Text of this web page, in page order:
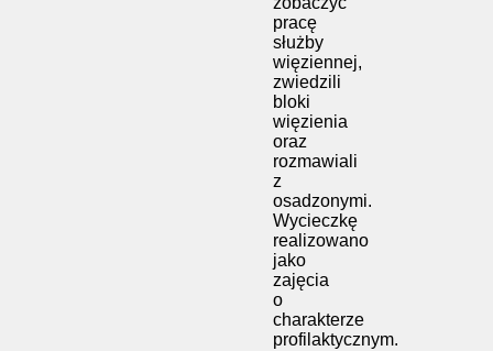
pracę
służby
więziennej,
zwiedzili
bloki
więzienia
oraz
rozmawiali
z
osadzonymi.
Wycieczkę
realizowano
jako
zajęcia
o
charakterze
profilaktycznym.